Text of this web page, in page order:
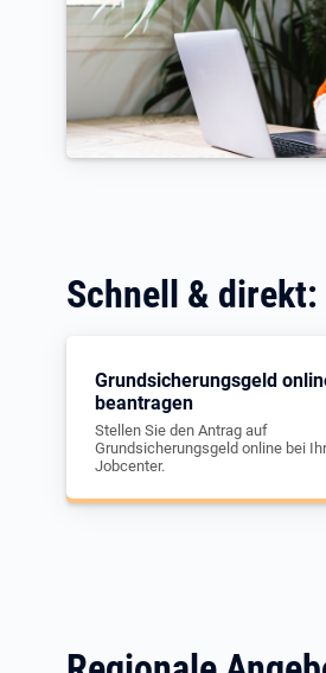
Schnell &
Grundsicherungsgeld
beantragen
Stellen Sie den Antrag auf
Grundsicherungsgeld online bei
Jobcenter.